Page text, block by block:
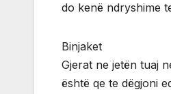
do kenë ndryshime
Binjaket
Gjerat ne jetën tuaj
është qe te dëgjoni